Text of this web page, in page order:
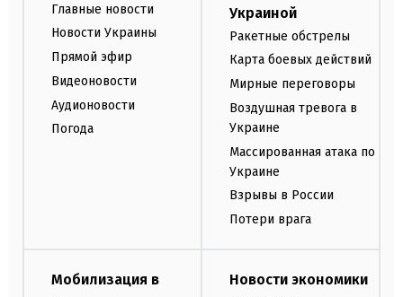
Главные новости
Новости Украины
Прямой эфир
Видеоновости
Аудионовости
Погода
Украиной
Ракетные обстрелы
Карта боевых действий
Мирные переговоры
Воздушная тревога в
Украине
Массированная атака по
Украине
Взрывы в России
Потери врага
Мобилизация в
Новости экономики